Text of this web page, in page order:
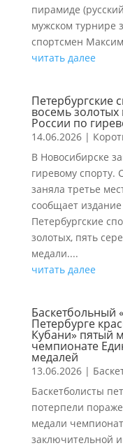
пирамиде
мужском турнире
спортсмен
читать далее
Петербургские
восемь
России по
14.06.2026|
В Новосибирске
гиревому спорту.
заняла третье
сообщает
Петербургские
золотых, пять
медали....
читать далее
Баскетбольный
Петербурге
Кубани» пятый
чемпионате
медалей
13.06.2026|
Баскетболисты
потерпели
медали
заключительной